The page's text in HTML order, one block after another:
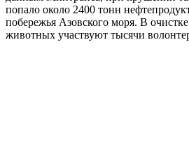
попало около 2400 тонн
побережья Азовского моря. В
животных участвуют тысячи